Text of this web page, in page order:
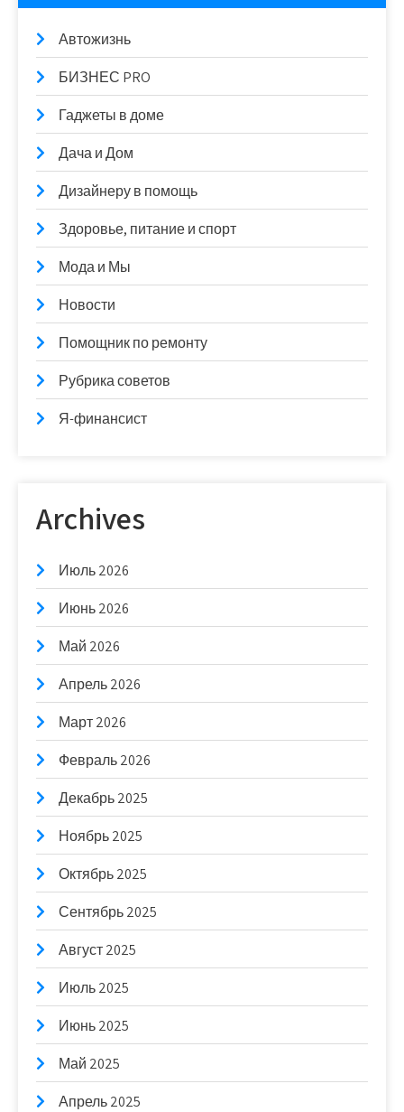
Автожизнь
БИЗНЕС PRO
Гаджеты в доме
Дача и Дом
Дизайнеру в помощь
Здоровье, питание и спорт
Мода и Мы
Новости
Помощник по ремонту
Рубрика советов
Я-финансист
Archives
Июль 2026
Июнь 2026
Май 2026
Апрель 2026
Март 2026
Февраль 2026
Декабрь 2025
Ноябрь 2025
Октябрь 2025
Сентябрь 2025
Август 2025
Июль 2025
Июнь 2025
Май 2025
Апрель 2025